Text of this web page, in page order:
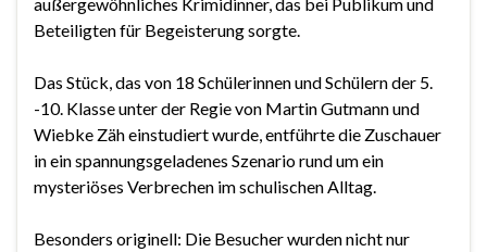
Beteiligten für Begeisterung sorgte.
Das Stück, das von 18 Schülerinnen und Schülern der 5.
-10. Klasse unter der Regie von Martin Gutmann und
Wiebke Zäh einstudiert wurde, entführte die Zuschauer
in ein spannungsgeladenes Szenario rund um ein
mysteriöses Verbrechen im schulischen Alltag.
Besonders originell: Die Besucher wurden nicht nur